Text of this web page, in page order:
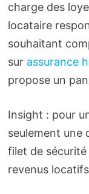
charge des
locataire
souhaitant
sur assurance
propose un
Insight : pour
seulement une
filet de
revenus